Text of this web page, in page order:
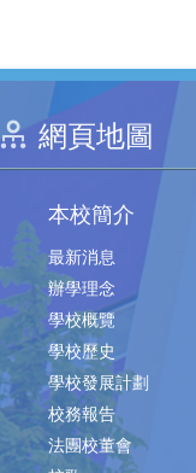
網頁地圖
本校簡介
最新消息
辦學理念
學校概覽
學校歷史
學校發展計劃
校務報告
法團校董會